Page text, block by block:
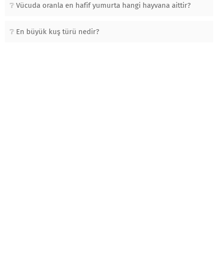
Vücuda oranla en hafif yumurta hangi hayvana aittir?
En büyük kuş türü nedir?